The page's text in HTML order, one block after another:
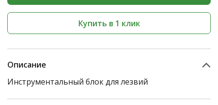
Купить в 1 клик
Описание
Инструментальный блок для лезвий